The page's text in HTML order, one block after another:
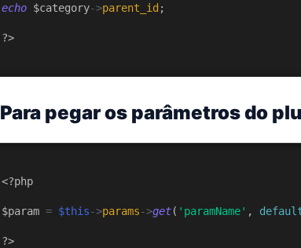
echo $category->parent_id ;
?>
Para pegar os parâmetros do
<?php
$param = $this->params->get( 'paramName' ,
?>